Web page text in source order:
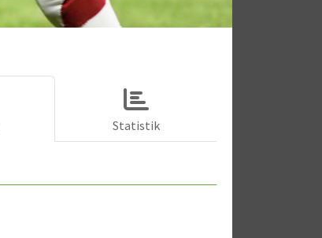
Statistik